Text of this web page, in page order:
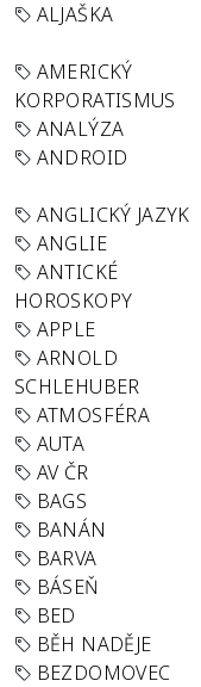
ALJAŠKA
AMERICKÝ
KORPORATISMUS
ANALÝZA
ANDROID
ANGLICKÝ JAZYK
ANGLIE
ANTICKÉ
HOROSKOPY
APPLE
ARNOLD
SCHLEHUBER
ATMOSFÉRA
AUTA
AV ČR
BAGS
BANÁN
BARVA
BÁSEŇ
BED
BĚH NADĚJE
BEZDOMOVEC